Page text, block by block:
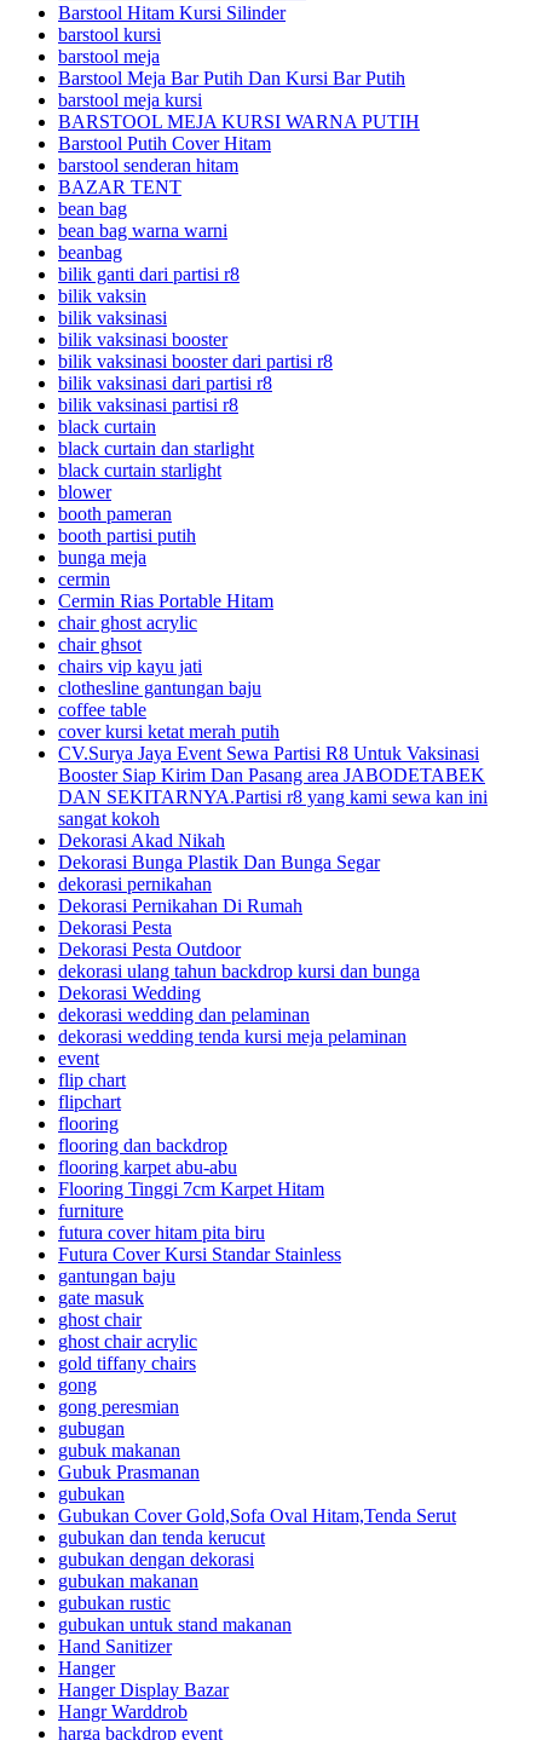
Barstool Hitam Kursi Silinder
barstool kursi
barstool meja
Barstool Meja Bar Putih Dan Kursi Bar Putih
barstool meja kursi
BARSTOOL MEJA KURSI WARNA PUTIH
Barstool Putih Cover Hitam
barstool senderan hitam
BAZAR TENT
bean bag
bean bag warna warni
beanbag
bilik ganti dari partisi r8
bilik vaksin
bilik vaksinasi
bilik vaksinasi booster
bilik vaksinasi booster dari partisi r8
bilik vaksinasi dari partisi r8
bilik vaksinasi partisi r8
black curtain
black curtain dan starlight
black curtain starlight
blower
booth pameran
booth partisi putih
bunga meja
cermin
Cermin Rias Portable Hitam
chair ghost acrylic
chair ghsot
chairs vip kayu jati
clothesline gantungan baju
coffee table
cover kursi ketat merah putih
CV.Surya Jaya Event Sewa Partisi R8 Untuk Vaksinasi
Booster Siap Kirim Dan Pasang area JABODETABEK
DAN SEKITARNYA.Partisi r8 yang kami sewa kan ini
sangat kokoh
Dekorasi Akad Nikah
Dekorasi Bunga Plastik Dan Bunga Segar
dekorasi pernikahan
Dekorasi Pernikahan Di Rumah
Dekorasi Pesta
Dekorasi Pesta Outdoor
dekorasi ulang tahun backdrop kursi dan bunga
Dekorasi Wedding
dekorasi wedding dan pelaminan
dekorasi wedding tenda kursi meja pelaminan
event
flip chart
flipchart
flooring
flooring dan backdrop
flooring karpet abu-abu
Flooring Tinggi 7cm Karpet Hitam
furniture
futura cover hitam pita biru
Futura Cover Kursi Standar Stainless
gantungan baju
gate masuk
ghost chair
ghost chair acrylic
gold tiffany chairs
gong
gong peresmian
gubugan
gubuk makanan
Gubuk Prasmanan
gubukan
Gubukan Cover Gold,Sofa Oval Hitam,Tenda Serut
gubukan dan tenda kerucut
gubukan dengan dekorasi
gubukan makanan
gubukan rustic
gubukan untuk stand makanan
Hand Sanitizer
Hanger
Hanger Display Bazar
Hangr Warddrob
harga backdrop event